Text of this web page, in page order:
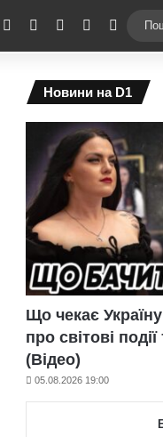
YouTubeInstagramTelegram
Switch
Новини на D1
Що чекає
про світові
(Відео)
05.08.2026 19:00